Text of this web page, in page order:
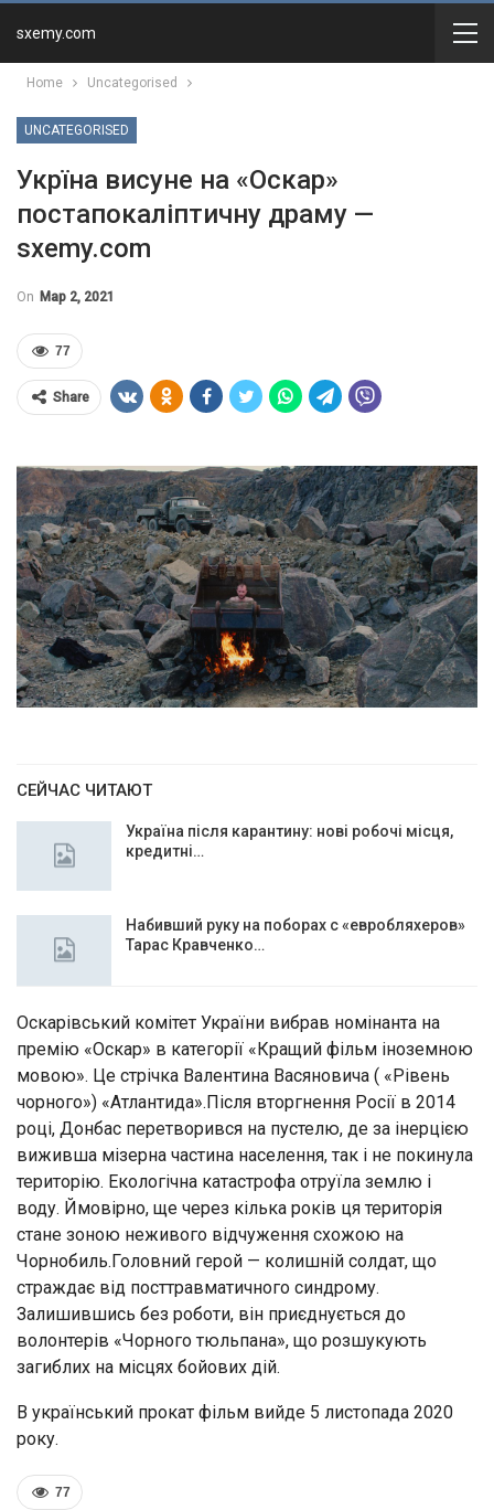
sxemy.com
Home Uncategorised
UNCATEGORISED
Укрїна висуне на «Оскар»
постапокаліптичну драму —
sxemy.com
On Мар 2, 2021
77
Share
СЕЙЧАС ЧИТАЮТ
Україна після карантину: нові робочі місця,
кредитні…
Набивший руку на поборах с «евробляхеров»
Тарас Кравченко…
Оскарівський комітет України вибрав номінанта на
премію «Оскар» в категорії «Кращий фільм іноземною
мовою». Це стрічка Валентина Васяновича ( «Рівень
чорного») «Атлантида».Після вторгнення Росії в 2014
році, Донбас перетворився на пустелю, де за інерцією
виживша мізерна частина населення, так і не покинула
територію. Екологічна катастрофа отруїла землю і
воду. Ймовірно, ще через кілька років ця територія
стане зоною неживого відчуження схожою на
Чорнобиль.Головний герой — колишній солдат, що
страждає від посттравматичного синдрому.
Залишившись без роботи, він приєднується до
волонтерів «Чорного тюльпана», що розшукують
загиблих на місцях бойових дій.
В український прокат фільм вийде 5 листопада 2020
року.
77